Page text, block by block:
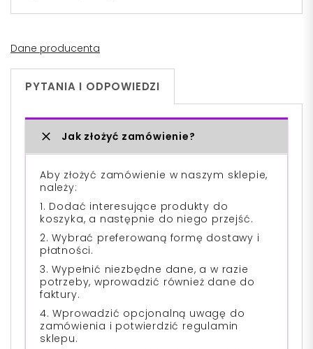
Dane producenta
PYTANIA I ODPOWIEDZI
Jak złożyć zamówienie?
Aby złożyć zamówienie w naszym sklepie,
należy:
1. Dodać interesujące produkty do
koszyka, a następnie do niego przejść.
2. Wybrać preferowaną formę dostawy i
płatności.
3. Wypełnić niezbędne dane, a w razie
potrzeby, wprowadzić również dane do
faktury.
4. Wprowadzić opcjonalną uwagę do
zamówienia i potwierdzić regulamin
sklepu.